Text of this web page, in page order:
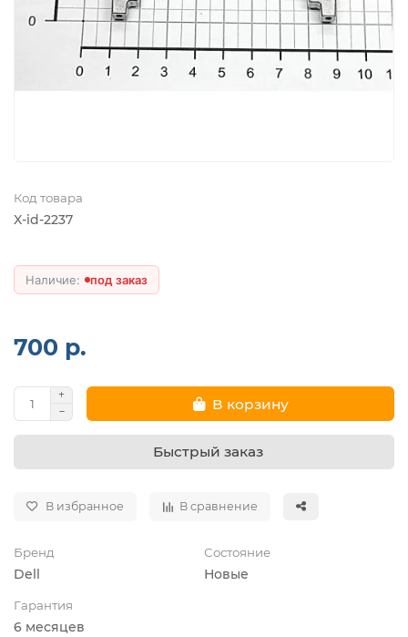
Код товара
X-id-2237
под заказ
700 р.
В корзину
Быстрый заказ
В избранное В сравнение
Бренд
Dell
Состояние
Новые
Гарантия
6 месяцев